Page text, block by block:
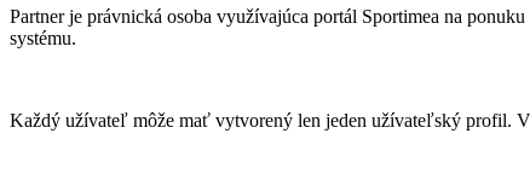
Partner je právnická osoba využívajúca portál Sportimea na
systému.
Každý užívateľ môže mať vytvorený len jeden užívateľský profil.